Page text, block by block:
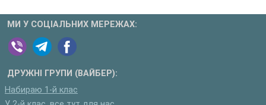
МИ У СОЦІАЛЬНИХ МЕРЕЖАХ:
ДРУЖНІ ГРУПИ (ВАЙБЕР):
Набираю 1-й клас